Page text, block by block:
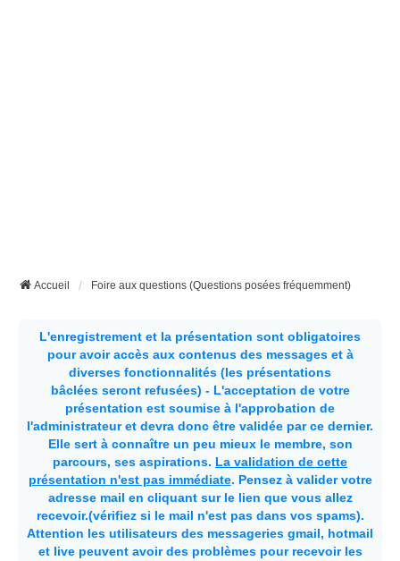
Accueil Foire aux questions (Questions posées fréquemment)
L'enregistrement et la présentation sont obligatoires
pour avoir accès aux contenus des messages et à
diverses fonctionnalités (les présentations
bâclées seront refusées) - L'acceptation de votre
présentation est soumise à l'approbation de
l'administrateur et devra donc être validée par ce dernier.
Elle sert à connaître un peu mieux le membre, son
parcours, ses aspirations. La validation de cette
présentation n'est pas immédiate. Pensez à valider votre
adresse mail en cliquant sur le lien que vous allez
recevoir.(vérifiez si le mail n'est pas dans vos spams).
Attention les utilisateurs des messageries gmail, hotmail
et live peuvent avoir des problèmes pour recevoir les